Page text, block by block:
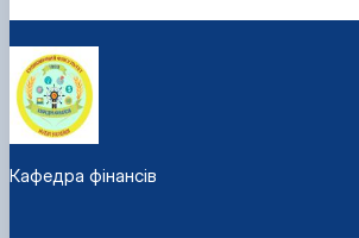
Кафедра фінансів